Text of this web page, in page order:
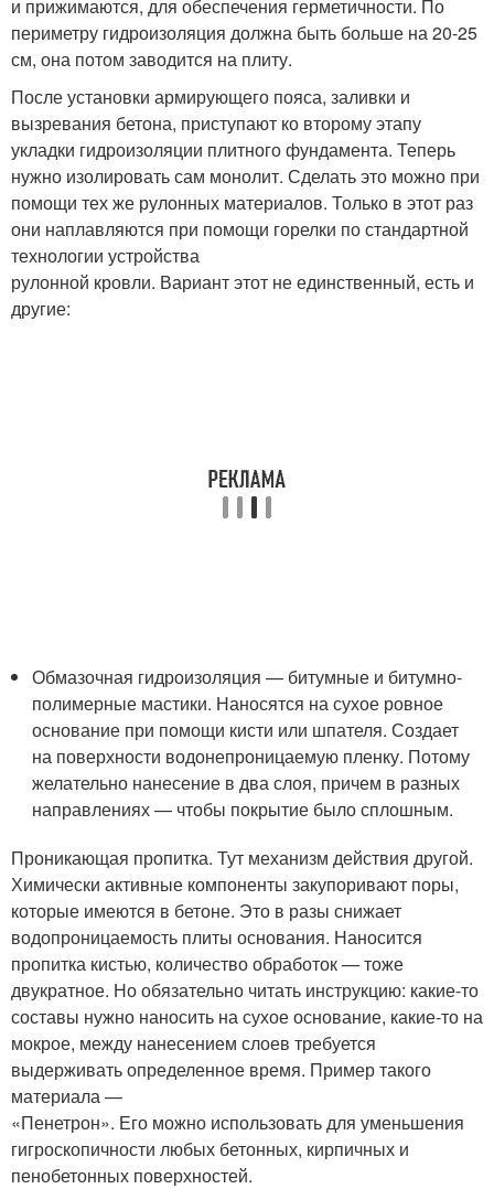
и прижимаются, для обеспечения герметичности. По
периметру гидроизоляция должна быть больше на 20-25
см, она потом заводится на плиту.
После установки армирующего пояса, заливки и
вызревания бетона, приступают ко второму этапу
укладки гидроизоляции плитного фундамента. Теперь
нужно изолировать сам монолит. Сделать это можно при
помощи тех же рулонных материалов. Только в этот раз
они наплавляются при помощи горелки по стандартной
технологии устройства
рулонной кровли. Вариант этот не единственный, есть и
другие:
Обмазочная гидроизоляция — битумные и битумно-
полимерные мастики. Наносятся на сухое ровное
основание при помощи кисти или шпателя. Создает
на поверхности водонепроницаемую пленку. Потому
желательно нанесение в два слоя, причем в разных
направлениях — чтобы покрытие было сплошным.
Проникающая пропитка. Тут механизм действия другой.
Химически активные компоненты закупоривают поры,
которые имеются в бетоне. Это в разы снижает
водопроницаемость плиты основания. Наносится
пропитка кистью, количество обработок — тоже
двукратное. Но обязательно читать инструкцию: какие-то
составы нужно наносить на сухое основание, какие-то на
мокрое, между нанесением слоев требуется
выдерживать определенное время. Пример такого
материала —
«Пенетрон». Его можно использовать для уменьшения
гигроскопичности любых бетонных, кирпичных и
пенобетонных поверхностей.